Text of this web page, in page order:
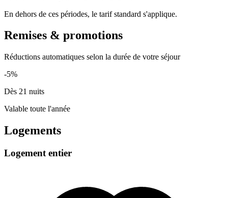
En dehors de ces périodes, le tarif standard s'applique.
Remises & promotions
Réductions automatiques selon la durée de votre séjour
-5%
Dès 21 nuits
Valable toute l'année
Logements
Logement entier